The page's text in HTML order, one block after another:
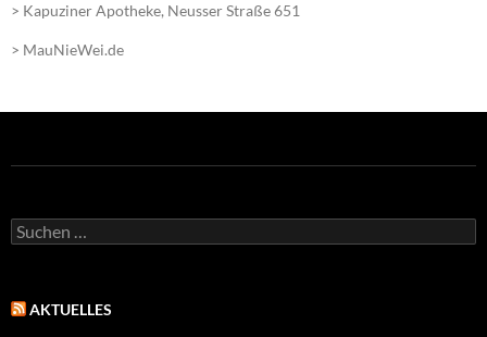
> Kapuziner Apotheke, Neusser Straße 651
> MauNieWei.de
Suchen
nach:
AKTUELLES